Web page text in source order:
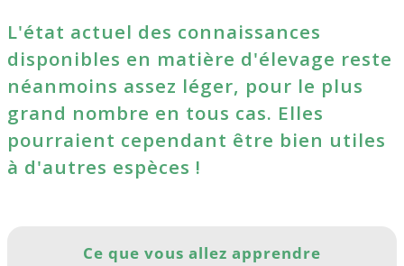
L'état actuel des connaissances
disponibles en matière d'élevage reste
néanmoins assez léger, pour le plus
grand nombre en tous cas. Elles
pourraient cependant être bien utiles
à d'autres espèces !
Ce que vous allez apprendre